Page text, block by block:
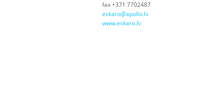
fax +371 7702487
eskaro@apollo.lv
www.eskaro.lv